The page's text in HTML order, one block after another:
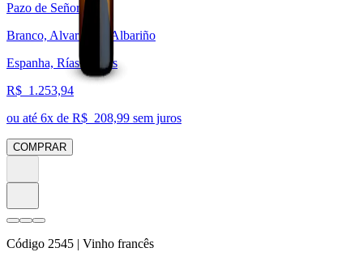
Pazo de Señorans
Branco, Alvarinho / Albariño
Espanha, Rías Baixas
R$ 1.253,94
ou até 6x de R$ 208,99 sem juros
COMPRAR
Código 2545 | Vinho francês